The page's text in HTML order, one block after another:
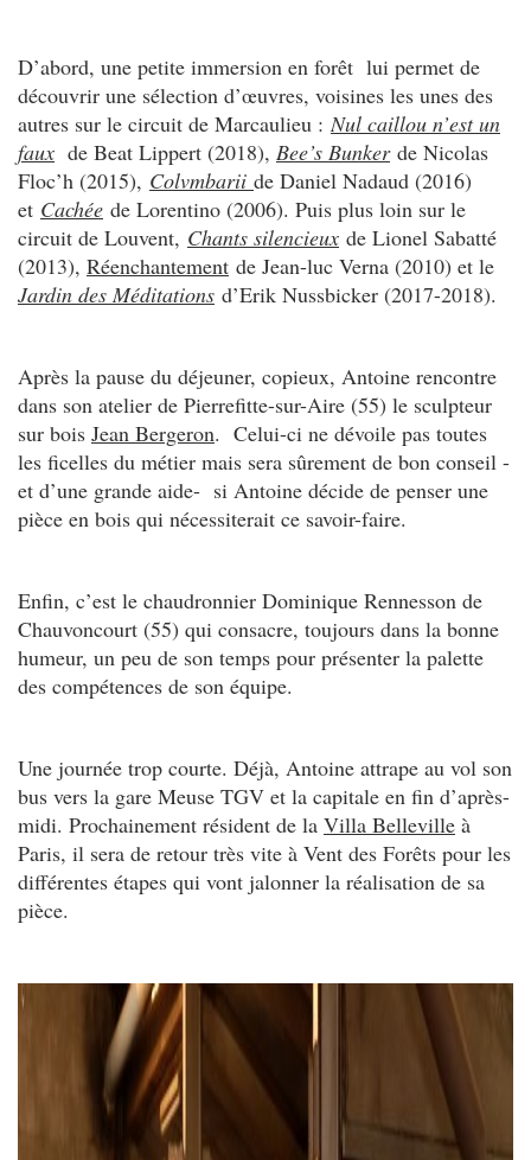
D’abord, une petite immersion en forêt lui permet de
découvrir une sélection d’œuvres, voisines les unes des
autres sur le circuit de Marcaulieu :Nul caillou n’est un
faux de Beat Lippert (2018), Bee’s Bunkerde Nicolas
Floc’h (2015), Colvmbarii de Daniel Nadaud (2016)
et Cachée de Lorentino (2006). Puis plus loin sur le
circuit de Louvent, Chants silencieux de Lionel Sabatté
(2013), Réenchantement de Jean-luc Verna (2010) et le
Jardin des Méditations d’Erik Nussbicker (2017-2018).
Après la pause du déjeuner, copieux, Antoine rencontre
dans son atelier de Pierrefitte-sur-Aire (55) le sculpteur
sur bois Jean Bergeron. Celui-ci ne dévoile pas toutes
les ficelles du métier mais sera sûrement de bon conseil -
et d’une grande aide- si Antoine décide de penser une
pièce en bois qui nécessiterait ce savoir-faire.
Enfin, c’est le chaudronnier Dominique Rennesson de
Chauvoncourt (55) qui consacre, toujours dans la bonne
humeur, un peu de son temps pour présenter la palette
des compétences de son équipe.
Une journée trop courte. Déjà, Antoine attrape au vol son
bus vers la gare Meuse TGV et la capitale en fin d’après-
midi. Prochainement résident de la Villa Belleville à
Paris, il sera de retour très vite à Vent des Forêts pour les
différentes étapes qui vont jalonner la réalisation de sa
pièce.